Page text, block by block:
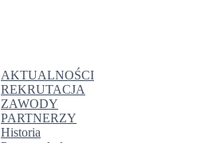
AKTUALNOŚCI
REKRUTACJA
ZAWODY
PARTNERZY
Historia